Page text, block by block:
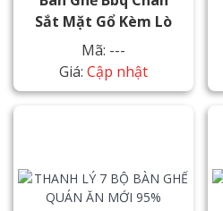
Sắt Mặt Gổ Kèm Lò
Mã: ---
Giá: Cập nhật